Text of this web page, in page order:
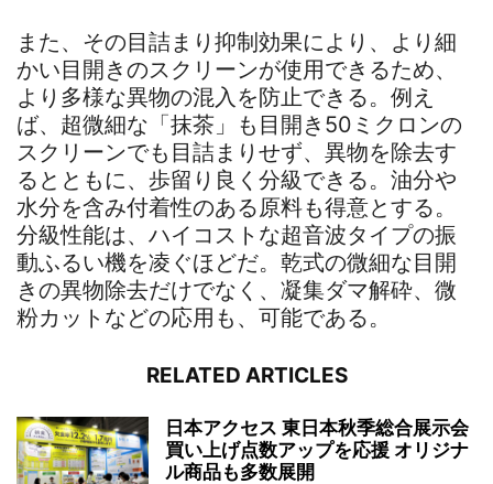
また、その目詰まり抑制効果により、より細
かい目開きのスクリーンが使用できるため、
より多様な異物の混入を防止できる。例え
ば、超微細な「抹茶」も目開き50ミクロンの
スクリーンでも目詰まりせず、異物を除去す
るとともに、歩留り良く分級できる。油分や
水分を含み付着性のある原料も得意とする。
分級性能は、ハイコストな超音波タイプの振
動ふるい機を凌ぐほどだ。乾式の微細な目開
きの異物除去だけでなく、凝集ダマ解砕、微
粉カットなどの応用も、可能である。
RELATED ARTICLES
日本アクセス 東日本秋季総合展示会
買い上げ点数アップを応援 オリジナ
ル商品も多数展開